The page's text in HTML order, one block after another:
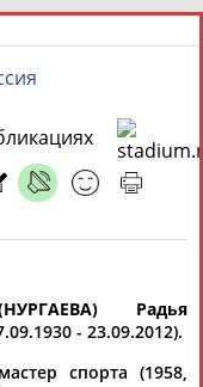
года,
Радья
- 23.09.2012).
спорта (1958,